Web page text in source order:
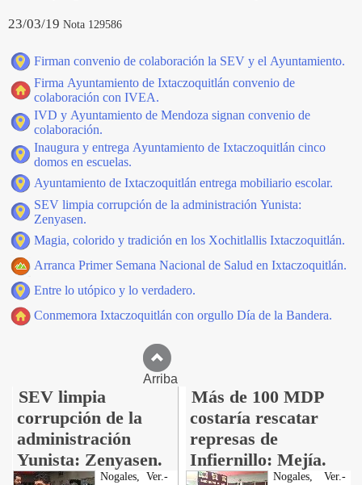
23/03/19 Nota 129586
Firman convenio de colaboración la SEV y el Ayuntamiento.
Firma Ayuntamiento de Ixtaczoquitlán convenio de
colaboración con IVEA.
IVD y Ayuntamiento de Mendoza signan convenio de
colaboración.
Inaugura y entrega Ayuntamiento de Ixtaczoquitlán cinco
domos en escuelas.
Ayuntamiento de Ixtaczoquitlán entrega mobiliario escolar.
SEV limpia corrupción de la administración Yunista:
Zenyasen.
Magia, colorido y tradición en los Xochitlallis Ixtaczoquitlán.
Arranca Primer Semana Nacional de Salud en Ixtaczoquitlán.
Entre lo utópico y lo verdadero.
Conmemora Ixtaczoquitlán con orgullo Día de la Bandera.
Arriba
SEV limpia
corrupción de la
administración
Yunista: Zenyasen.
Más de 100 MDP
costaría rescatar
represas de
Infiernillo: Mejía.
Nogales, Ver.-
Nogales, Ver.-